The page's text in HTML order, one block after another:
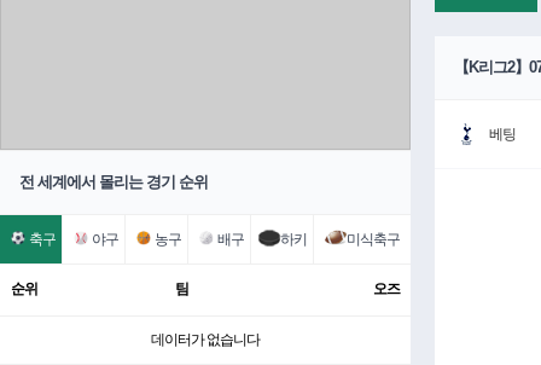
전 세계에서 몰리는 경기 순위
축구 야구 농구 배구 하키 미식축구
순위 팀 오즈
데이터가 없습니다
【K리그2】
베팅